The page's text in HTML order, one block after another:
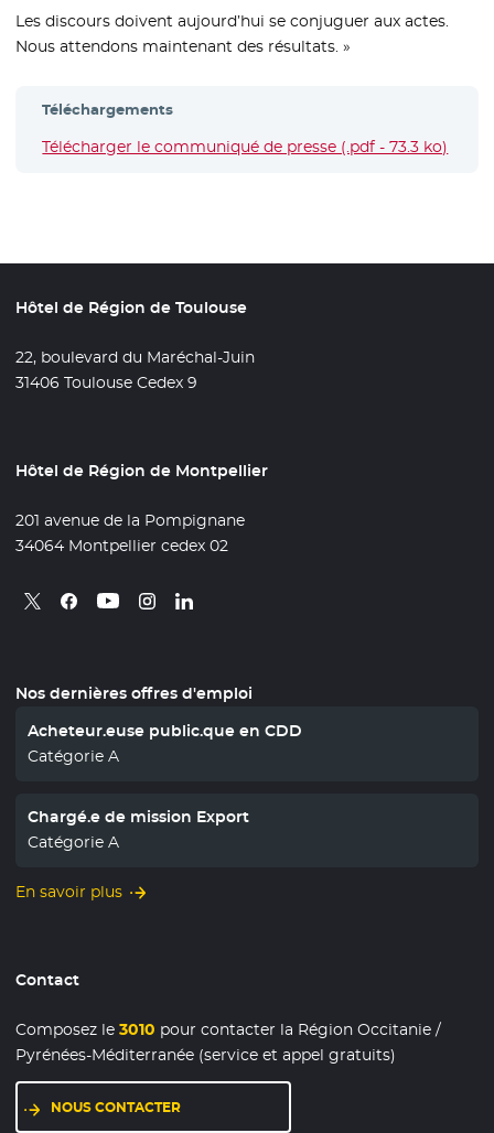
Les discours doivent aujourd’hui se conjuguer aux actes.
Nous attendons maintenant des résultats. »
Téléchargements
Télécharger le communiqué de presse (.pdf - 73.3 ko)
Hôtel de Région de Toulouse
22, boulevard du Maréchal-Juin
31406 Toulouse Cedex 9
Hôtel de Région de Montpellier
201 avenue de la Pompignane
34064 Montpellier cedex 02
Retrouvez nous sur X
- Nouvelle fenêtre
Retrouvez nous sur Facebook
- Nouvelle fenêtre
Retrouvez nous sur Youtube
- Nouvelle fenêtre
Retrouvez nous sur Instagram
- Nouvelle fenêtre
Retrouvez nous sur Linkedin
- Nouvelle fenêtre
Nos dernières offres d'emploi
Acheteur.euse public.que en CDD
Catégorie A
Chargé.e de mission Export
Catégorie A
En savoir plus
Contact
Composez le3010 pour contacter la Région Occitanie /
Pyrénées-Méditerranée (service et appel gratuits)
NOUS CONTACTER